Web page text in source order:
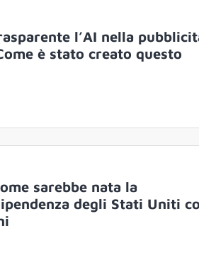
l’AI nella
è stato creato questo
sarebbe nata la
degli Stati Uniti